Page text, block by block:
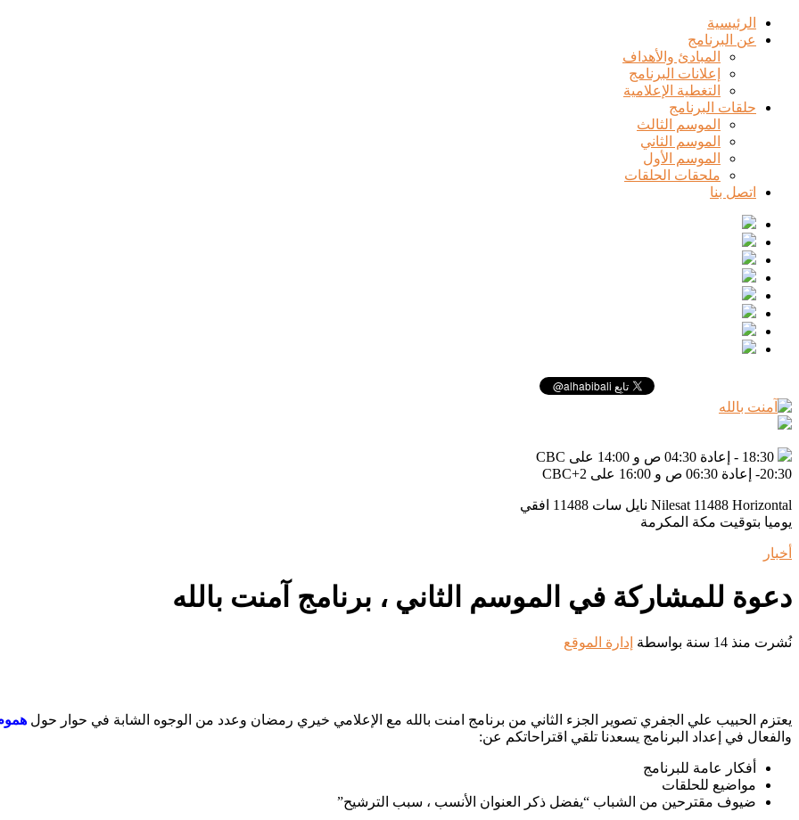
الرئيسية
عن البرنامج
المبادئ والأهداف
إعلانات البرنامج
التغطية الإعلامية
حلقات البرنامج
الموسم الثالث
الموسم الثاني
الموسم الأول
ملحقات الحلقات
اتصل بنا
20:30- إعادة 06:30 ص و 16:00 على CBC+2
Nilesat 11488 Horizontal نايل سات 11488 افقي
يوميا بتوقيت مكة المكرمة
أخبار
دعوة للمشاركة في الموسم الثاني ، برنامج آمنت بالله
نُشرت منذ 14 سنة بواسطة إدارة الموقع
يعتزم الحبيب علي الجفري تصوير الجزء الثاني من برنامج امنت بالله مع الإعلامي خيري رمضان وعدد من الوجوه الشابة في حوار حول
والفعال في إعداد البرنامج يسعدنا تلقي اقتراحاتكم عن:
أفكار عامة للبرنامج
مواضيع للحلقات
ضيوف مقترحين من الشباب “يفضل ذكر العنوان الأنسب ، سبب الترشيح”